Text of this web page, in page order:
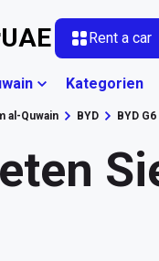
Rent a car
Kategorien
al-Quwain BYD BYD G6